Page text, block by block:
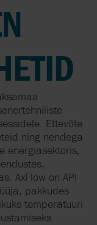
Ettevõte
ning nendega
energiasektoris,
AxFlow on API
pakkudes
temperatuuri